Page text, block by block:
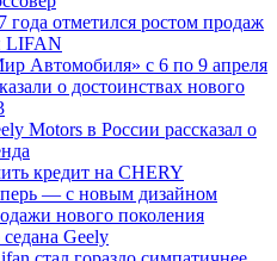
года отметился ростом продаж
LIFAN
Автомобиля» с 6 по 9 апреля
о достоинствах нового
Motors в России рассказал о
кредит на CHERY
— с новым дизайном
нового поколения
Geely